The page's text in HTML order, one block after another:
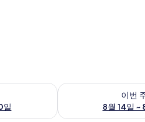
일
월 9일 ~ 8월 10일
이번
8월 14일 ~
이번 주말 예약 가능